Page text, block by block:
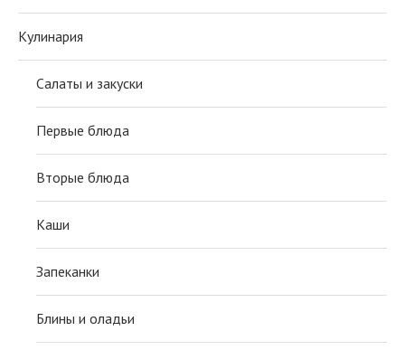
Кулинария
Салаты и закуски
Первые блюда
Вторые блюда
Каши
Запеканки
Блины и оладьи